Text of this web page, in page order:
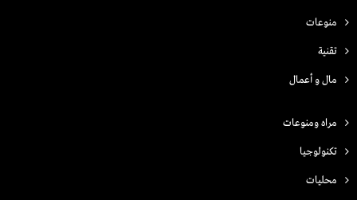
منوعات
تقنية
مال و أعمال
مراه ومنوعات
تكنولوجيا
محليات